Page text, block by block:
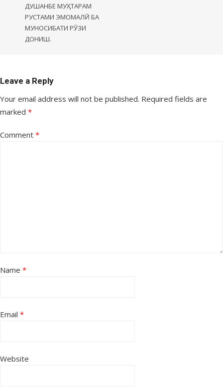
ДУШАНБЕ МУҲТАРАМ
РУСТАМИ ЭМОМАЛӢ БА
МУНОСИБАТИ РӮЗИ
ДОНИШ.
Leave a Reply
Your email address will not be published. Required fields are
marked *
Comment *
Name *
Email *
Website